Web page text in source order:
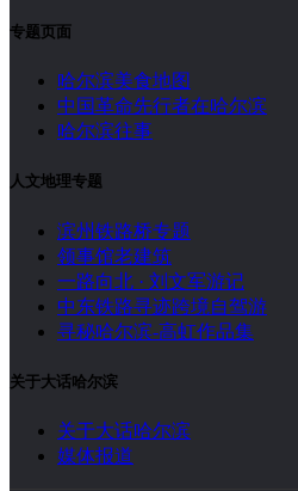
专题页面
哈尔滨美食地图
中国革命先行者在哈尔滨
哈尔滨往事
人文地理专题
滨州铁路桥专题
领事馆老建筑
一路向北 · 刘文军游记
中东铁路寻迹跨境自驾游
寻秘哈尔滨-高虹作品集
关于大话哈尔滨
关于大话哈尔滨
媒体报道